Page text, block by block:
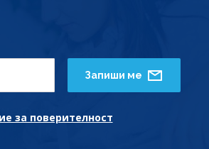
за поверителност
Запиши ме